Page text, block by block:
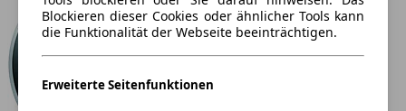
Blockieren dieser Cookies oder ähnlicher Tools kann
die Funktionalität der Webseite beeinträchtigen.
Erweiterte Seitenfunktionen